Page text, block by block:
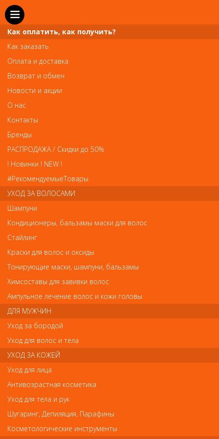
SEO
Щипцы-выпрямители Babyliss Pro Nano Titanium
Щипцы-выпрямители Babyliss Pro Nano
Titanium
6 291р.-
В закладки
Babyliss Pro BAB2073E экономящий время. Щипцы имеют
новейшее покрытие Sol-GEL, состоящее из микрочастиц титана
и керамики. Благодаря подобной технологии щипцы стали
более гладкими, они легко скользят по волосам. Второе
преимущество утюжка – мгновенное нагревание. Главное
Как оплатить, как получить?
Как заказать
Оплата и доставка
Возврат и обмен
Новости и акции
О нас
Контакты
Бренды
РАСПРОДАЖА / Скидки до 50%
! Новинки ! NEW !
#РекомендуемыеТовары
УХОД ЗА ВОЛОСАМИ
Шампуни
Кондиционеры, бальзамы маски для волос
Стайлинг
Краски для волос и оксиды
Тонирующие маски, шампуни, бальзамы
Химсоставы для завивки волос
Ампульное лечение волос и кожи головы
ДЛЯ МУЖЧИН
Уход за бородой
Уход для волос и тела
УХОД ЗА КОЖЕЙ
Уход для лица
Антивозрастная косметика
Уход для тела и рук
Шугаринг, Депиляция, Парафины
Косметологические инструменты